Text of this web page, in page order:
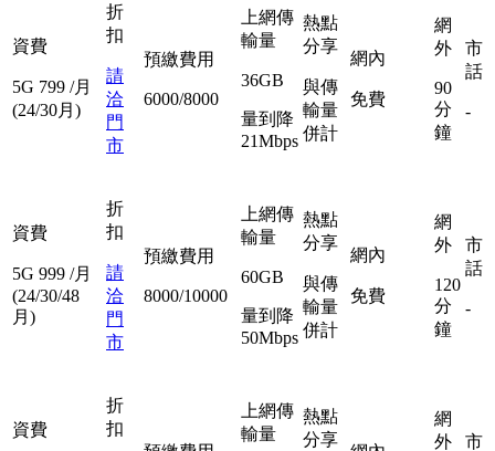
資費
5G 799 /月
(24/30月)
折
扣
請
洽
門
市
預繳費用
6000/8000
上網傳
輸量
36GB
量到降
21Mbps
熱點
分享
與傳
輸量
併計
網內
免費
網
外
90
分
鐘
市
話
-
資費
5G 999 /月
(24/30/48
月)
折
扣
請
洽
門
市
預繳費用
8000/10000
上網傳
輸量
60GB
量到降
50Mbps
熱點
分享
與傳
輸量
併計
網內
免費
網
外
120
分
鐘
市
話
-
資費
折
扣
上網傳
輸量
熱點
分享
網
外
市